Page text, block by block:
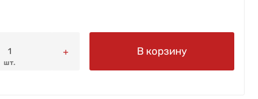
шт.
В корзину